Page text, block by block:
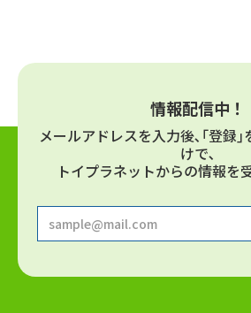
情報配信中！
メールアドレスを⼊⼒後､｢登録｣
けで､
トイプラネットからの情報を